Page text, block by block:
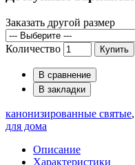
Заказать другой размер
Количество Купить
В сравнение
В закладки
канонизированные святые,
для дома
Описание
Характеристики